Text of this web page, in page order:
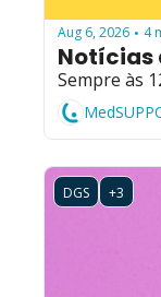
Aug 6, 2026 • 4
Notícias
Sempre às
DGS +3